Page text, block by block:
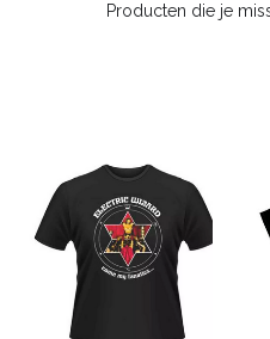
Producten die je